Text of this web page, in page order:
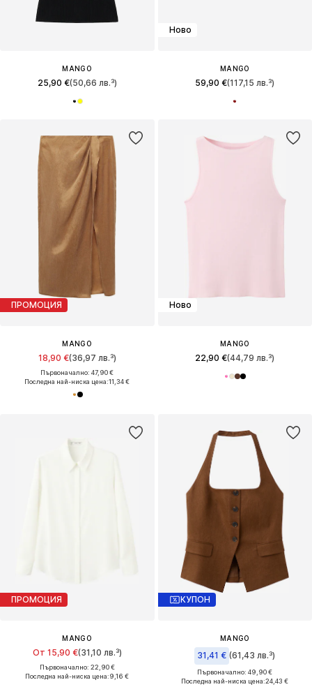
MANGO
25,90 €(50,66 лв.³)
Ново
MANGO
59,90 €(117,15 лв.³)
ПРОМОЦИЯ
MANGO
18,90 €(36,97 лв.³)
Първоначално: 47,90 €
Последна най-ниска цена:11,34 €
Ново
MANGO
22,90 €(44,79 лв.³)
ПРОМОЦИЯ
MANGO
От 15,90 €(31,10 лв.³)
Първоначално: 22,90 €
Последна най-ниска цена:9,16 €
КУПОН
MANGO
31,41 € (61,43 лв.³)
Първоначално: 49,90 €
Последна най-ниска цена:24,43 €